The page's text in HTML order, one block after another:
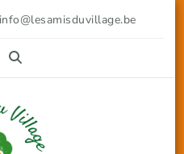
info@lesamisduvillage.be